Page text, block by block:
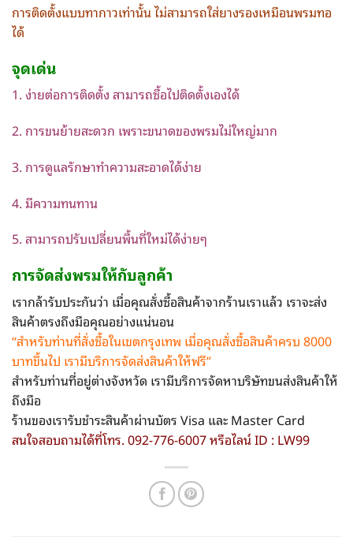
การติดตั้งแบบทากาวเท่านั้น ไม่สามารถใส่ยางรองเหมือนพรมทอ
ได้
จุดเด่น
1. ง่ายต่อการติดตั้ง สามารถซื้อไปติดตั้งเองได้
2. การขนย้ายสะดวก เพราะขนาดของพรมไม่ใหญ่มาก
3. การดูแลรักษาทำความสะอาดได้ง่าย
4. มีความทนทาน
5. สามารถปรับเปลี่ยนพื้นที่ใหม่ได้ง่ายๆ
การจัดส่งพรมให้กับลูกค้า
เรากล้ารับประกันว่า เมื่อคุณสั่งซื้อสินค้าจากร้านเราแล้ว เราจะส่ง
สินค้าตรงถึงมือคุณอย่างแน่นอน
“สำหรับท่านที่สั่งซื้อในเขตกรุงเทพ เมื่อคุณสั่งซื้อสินค้าครบ 8000
บาทขึ้นไป เรามีบริการจัดส่งสินค้าให้ฟรี”
สำหรับท่านที่อยู่ต่างจังหวัด เรามีบริการจัดหาบริษัทขนส่งสินค้าให้
ถึงมือ
ร้านของเรารับชำระสินค้าผ่านบัตร Visa และ Master Card
สนใจสอบถามได้ที่โทร. 092-776-6007 หรือไลน์ ID : LW99